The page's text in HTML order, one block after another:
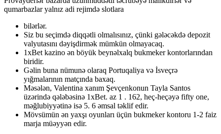
qumarbazlar yalnız adi rejimdə slotlara
bilərlər.
Siz bu seçimdə diqqətli olmalısınız, çünki gələcəkdə depozit
valyutasını dəyişdirmək mümkün olmayacaq.
1xBet kazino ən böyük beynəlxalq bukmeker kontorlarından
biridir.
Gəlin buna nümunə olaraq Portuqaliya və İsveçrə
yığmalarının matçında baxaq.
Məsələn, Valentina xanım Şevçenkonun Tayla Santos
üzərində qələbəsinə 1xBet. az 1 . 162, heç-heçəyə fifty one,
məğlubiyyətinə isə 5. 6 əmsal təklif edir.
Mövsümün ən yaxşı oyunları üçün bukmeker kontoru 1-2 faiz
marja müəyyən edir.